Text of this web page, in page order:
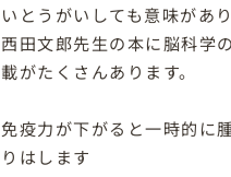
いとうがいしても意味があ
西田文郎先生の本に脳科学
載がたくさんあります。
免疫力が下がると一時的に
りはします